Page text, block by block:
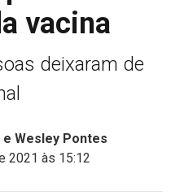
vacina
deixaram de
Wesley Pontes
2021 às 15:12